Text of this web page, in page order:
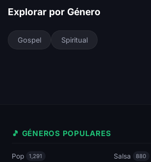
Explorar por Género
Gospel Spiritual
🎵 GÉNEROS POPULARES
Pop 1,291 Salsa 880